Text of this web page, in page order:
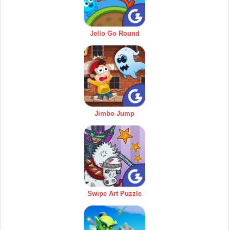
Jello Go Round
Jimbo Jump
Swipe Art Puzzle